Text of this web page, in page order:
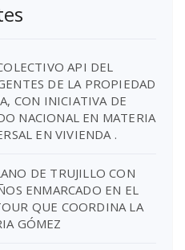
API DEL
DE LA PROPIEDAD
CON INICIATIVA DE
NACIONAL EN MATERIA
EN VIVIENDA .
DE TRUJILLO CON
ENMARCADO EN EL
QUE COORDINA LA
GÓMEZ